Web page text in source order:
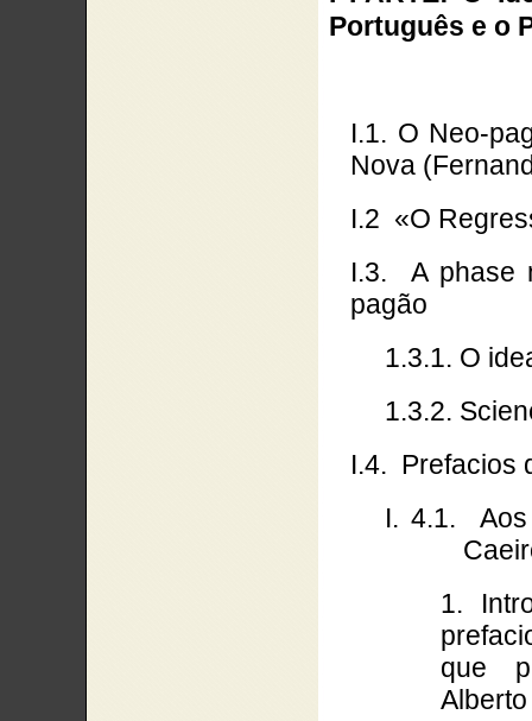
Português e o
I.1. O Neo-
Nova
I.2 «O
I.3.
A phase
pagão
1.3.1. O
1.3.2.
I.4. Prefacios
I. 4.1.
1.
que